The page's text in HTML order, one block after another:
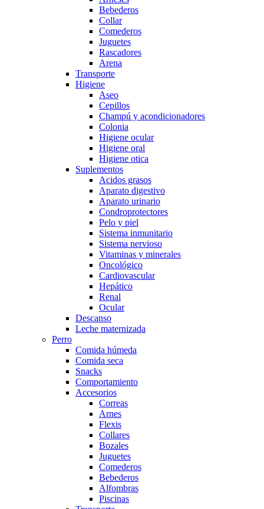
Bebederos
Collar
Comederos
Juguetes
Rascadores
Arena
Transporte
Higiene
Aseo
Cepillos
Champú y acondicionadores
Colonia
Higiene ocular
Higiene oral
Higiene otica
Suplementos
Acidos grasos
Aparato digestivo
Aparato urinario
Condroprotectores
Pelo y piel
Sistema inmunitario
Sistema nervioso
Vitaminas y minerales
Oncológico
Cardiovascular
Hepático
Renal
Ocular
Descanso
Leche maternizada
Perro
Comida húmeda
Comida seca
Snacks
Comportamiento
Accesorios
Correas
Arnes
Flexis
Collares
Bozales
Juguetes
Comederos
Bebederos
Alfombras
Piscinas